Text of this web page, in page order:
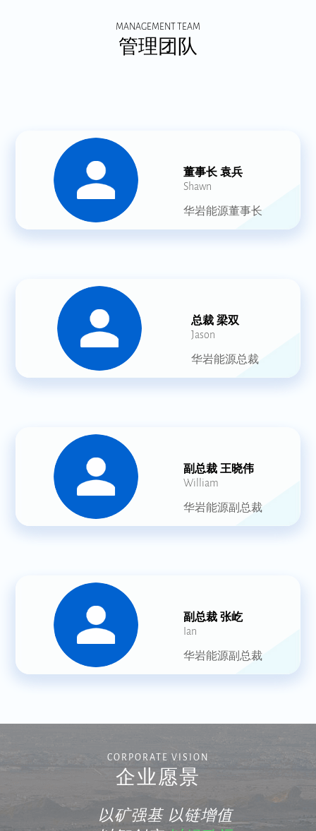
MANAGEMENT TEAM
管理团队
董事长 袁兵
Shawn
华岩能源董事长
总裁 梁双
Jason
华岩能源总裁
副总裁 王晓伟
William
华岩能源副总裁
副总裁 张屹
Ian
华岩能源副总裁
CORPORATE VISION
企业愿景
以矿强基 以链增值